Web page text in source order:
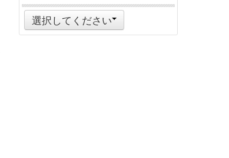
選択してください